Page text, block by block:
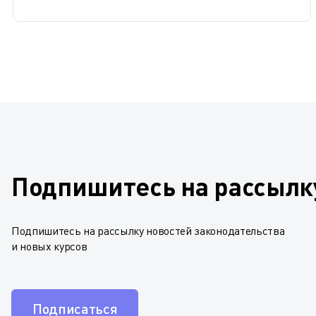
Подпишитесь на
Подпишитесь на рассылку новостей законодательства
и новых курсов
Подписаться